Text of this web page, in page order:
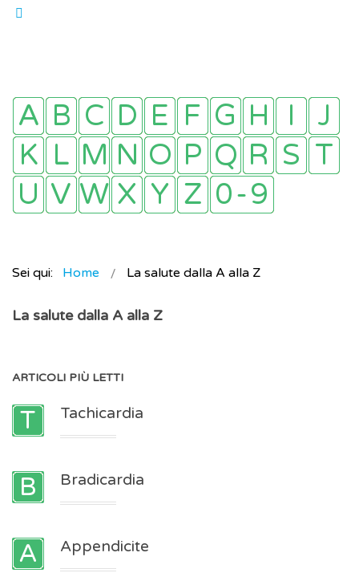
Sei qui: Home La salute dalla A alla Z
La salute dalla A alla Z
ARTICOLI PIÙ LETTI
Tachicardia
Bradicardia
Appendicite